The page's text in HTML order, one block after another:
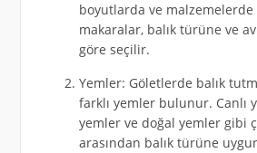
boyutlarda ve malzemelerde
makaralar, balık türüne ve
göre seçilir.
Yemler: Göletlerde balık
farklı yemler bulunur. Canlı
yemler ve doğal yemler gibi
arasından balık türüne